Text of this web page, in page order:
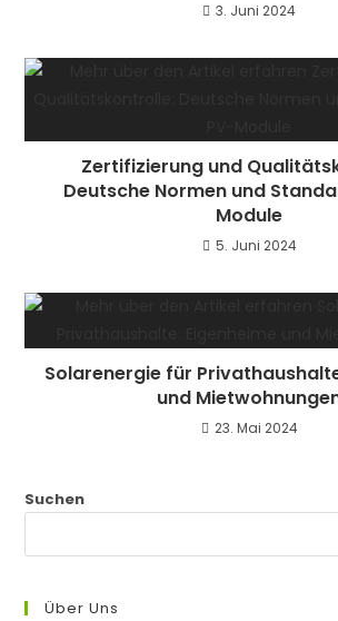
3. Juni 2024
Zertifizierung und
Deutsche Normen und
Module
5. Juni 2024
Solarenergie für
und
23. Mai 2024
Suchen
Über Uns